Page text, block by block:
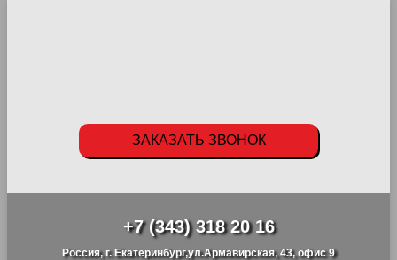
+7 (343) 318 20 16
Россия, г. Екатеринбург,ул.Армавирская, 43, офис 9
ЗАКАЗАТЬ ЗВОНОК